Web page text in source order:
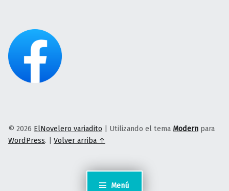
Menú
© 2026 ElNovelero variadito | Utilizando el tema Modern para
WordPress. | Volver arriba ↑